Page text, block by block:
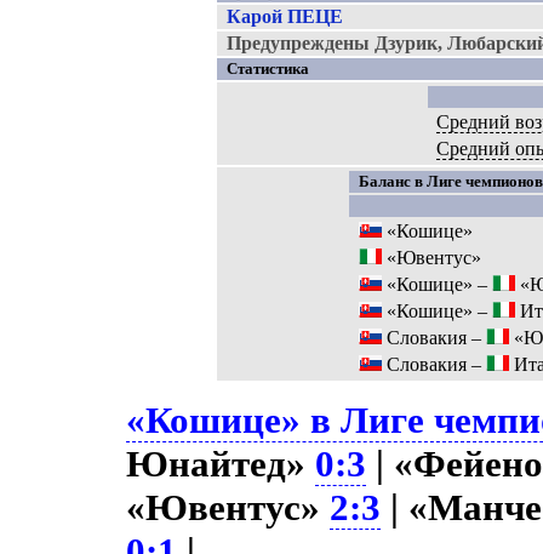
Карой ПЕЦЕ
Предупреждены Дзурик,
Статистика
Средний
Средний
Баланс в Лиге
«Кошице»
«Ювентус»
«Кошице» –
«Кошице» –
Словакия –
Словакия –
«Кошице» в Лиге
Юнайтед» 0:3 |
«Ювентус» 2:3 |